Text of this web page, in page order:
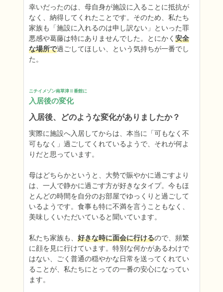
幸いだったのは、母自身が施設に入ることに抵抗が
なく、納得してくれたことです。そのため、私たち
家族も「施設に入れるのは申し訳ない」といった罪
悪感や葛藤は特にありませんでした。とにかく 安全
な場所で過ごしてほしい、という気持ちが一番でし
た。
ニチイメゾン南草津Ⅱ番館に
入居後の変化
入居後、どのような変化がありましたか？
実際に施設へ入居してからは、本当に「可もなく不
可もなく」過ごしてくれているようで、それが何よ
りだと思っています。
母はどちらかというと、大勢で賑やかに過ごすより
は、一人で静かに過ごす方が好きなタイプ。今もほ
とんどの時間を自分のお部屋でゆっくりと過ごして
いるようです。食事も特に不満を言うこともなく、
美味しくいただいていると聞いています。
私たち家族も、 好きな時に面会に行けるので、頻繁
に顔を見に行けています。特別な何かがあるわけで
はない、ごく普通の穏やかな日常を送ってくれてい
ることが、私たちにとっての一番の安心になってい
ます。